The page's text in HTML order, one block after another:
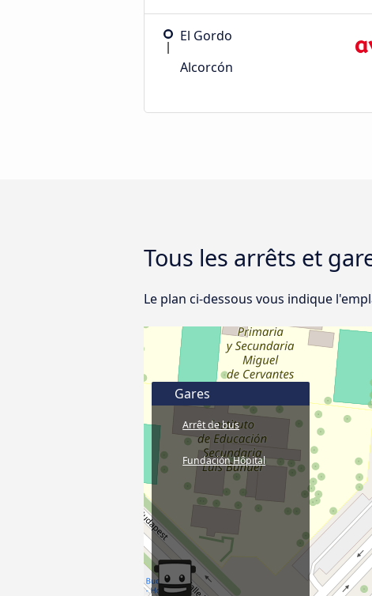
El Gordo
Alcorcón
Tous les arrêts et
Le plan ci-dessous vous indique
Gares
Arrêt de bus
Fundación Hôpital